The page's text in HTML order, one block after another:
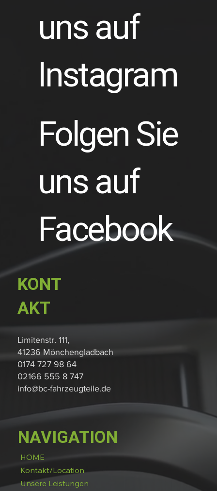
uns auf
Instagram
Folgen Sie
uns auf
Facebook
NAVIGATION
HOME
Kontakt/Location
Unsere Leistungen
KONT
AKT
Limitenstr. 111,
41236 Mönchengladbach
0174 727 98 64
02166 555 8 747
info@bc-fahrzeugteile.de